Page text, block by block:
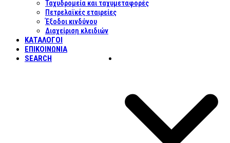
Ταχυδρομεία και ταχυμεταφορές
Πετρελαϊκές εταιρείες
Έξοδοι κινδύνου
Διαχείριση κλειδιών
ΚΑΤΑΛΟΓΟΙ
ΕΠΙΚΟΙΝΩΝΊΑ
SEARCH